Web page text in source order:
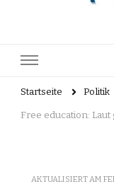
Startseite Politik
Free education:
AKTUALISIERT AM